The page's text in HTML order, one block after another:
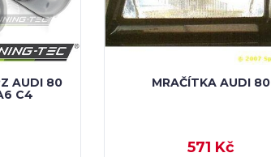
AUDI 80
C4
MRAČÍTKA AUDI 80
571 Kč